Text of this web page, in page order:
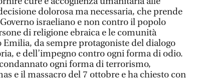
dolorosa ma necessaria, che prende
israeliano e non contro il popolo
di religione ebraica e le comunità
Emilia, da sempre protagoniste del dialogo
e dell’impegno contro ogni forma di odio.
ogni forma di terrorismo,
e il massacro del 7 ottobre e ha chiesto con